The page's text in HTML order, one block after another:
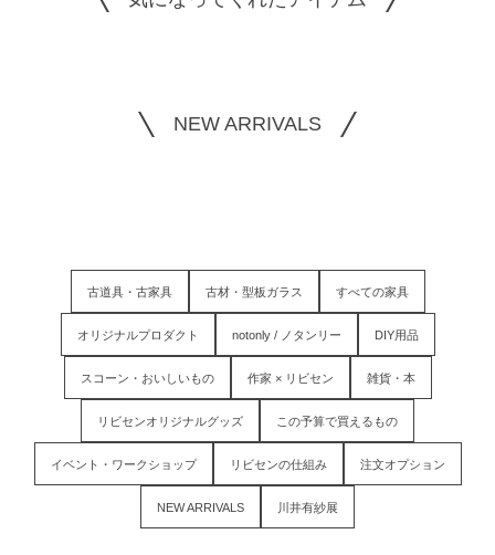
NEW ARRIVALS
古道具・古家具 古材・型板ガラス すべての家具
オリジナルプロダクト notonly / ノタンリー DIY用品
スコーン・おいしいもの 作家 × リビセン 雑貨・本
リビセンオリジナルグッズ この予算で買えるもの
イベント・ワークショップ リビセンの仕組み 注文オプション
NEW ARRIVALS 川井有紗展